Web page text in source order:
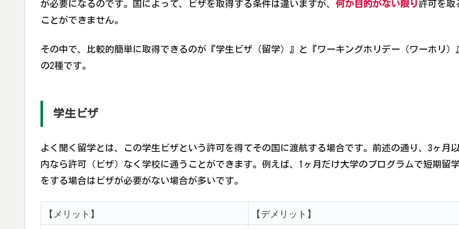
が必要になるのです。国によって、ビザを取得する条件は違いますが、 何か目的がない限り許可を取
ことができません。
その中で、比較的簡単に取得できるのが『学生ビザ（留学）』と『ワーキングホリデー（ワーホリ）
の2種です。
学生ビザ
よく聞く留学とは、この学生ビザという許可を得てその国に渡航する場合です。前述の通り、3ヶ月以
内なら許可（ビザ）なく学校に通うことができます。例えば、1ヶ月だけ大学のプログラムで短期留学
をする場合はビザが必要がない場合が多いです。
【メリット】 【デメリット】